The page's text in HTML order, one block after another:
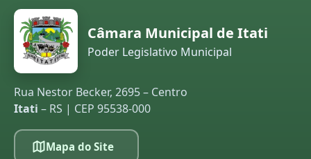
Câmara Municipal de Itati
Poder Legislativo Municipal
Rua Nestor Becker, 2695 – Centro
Itati – RS | CEP 95538-000
Mapa do Site